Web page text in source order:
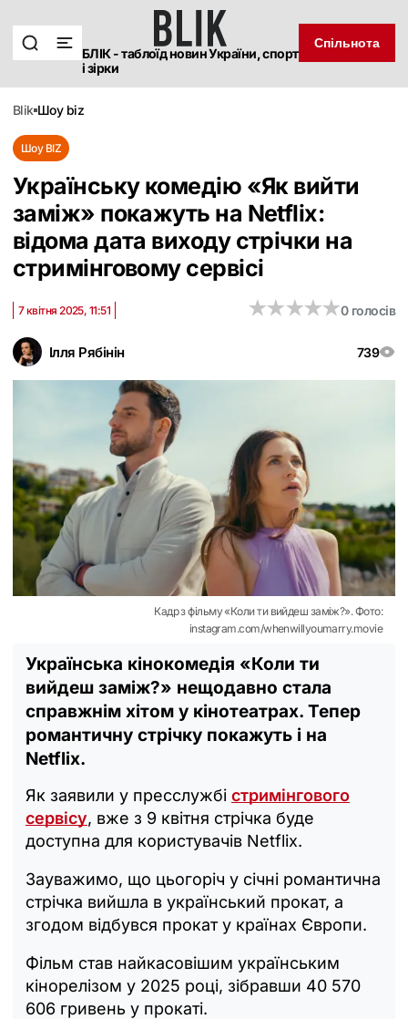
БЛІК - таблоїд новин України, спорт
і зірки
Спільнота
blik шоу biz
Шоу BIZ
Українську комедію «Як вийти
заміж» покажуть на Netflix:
відома дата виходу стрічки на
стримінговому сервісі
Ілля Рябінін 739
7 квітня 2025, 11:51 ★★★★★
★★★★★0 голосів
Кадр з фільму «Коли ти вийдеш заміж?». Фото:
instagram.com/whenwillyoumarry.movie
Українська кінокомедія «Коли ти
вийдеш заміж?» нещодавно стала
справжнім хітом у кінотеатрах. Тепер
романтичну стрічку покажуть і на
Netflix.
Як заявили у пресслужбі стримінгового
сервісу, вже з 9 квітня стрічка буде
доступна для користувачів Netflix.
Зауважимо, що цьогоріч у січні романтична
стрічка вийшла в український прокат, а
згодом відбувся прокат у країнах Європи.
Фільм став найкасовішим українським
кінорелізом у 2025 році, зібравши 40 570
606 гривень у прокаті.